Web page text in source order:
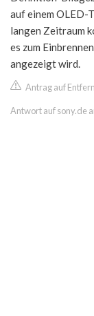
auf einem OLED-
langen Zeitraum
es zum
angezeigt wird.
Antrag auf
Antwort auf sony.de